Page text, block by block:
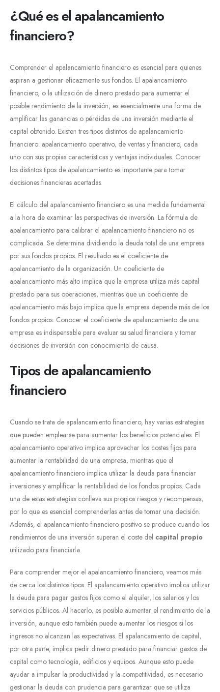
¿Qué es el apalancamiento
financiero?
Comprender el apalancamiento financiero es esencial para quienes
aspiran a gestionar eficazmente sus fondos. El apalancamiento
financiero, o la utilización de dinero prestado para aumentar el
posible rendimiento de la inversión, es esencialmente una forma de
amplificar las ganancias o pérdidas de una inversión mediante el
capital obtenido. Existen tres tipos distintos de apalancamiento
financiero: apalancamiento operativo, de ventas y financiero, cada
uno con sus propias características y ventajas individuales. Conocer
los distintos tipos de apalancamiento es importante para tomar
decisiones financieras acertadas.
El cálculo del apalancamiento financiero es una medida fundamental
a la hora de examinar las perspectivas de inversión. La fórmula de
apalancamiento para calibrar el apalancamiento financiero no es
complicada. Se determina dividiendo la deuda total de una empresa
por sus fondos propios. El resultado es el coeficiente de
apalancamiento de la organización. Un coeficiente de
apalancamiento más alto implica que la empresa utiliza más capital
prestado para sus operaciones, mientras que un coeficiente de
apalancamiento más bajo implica que la empresa depende más de los
fondos propios. Conocer el coeficiente de apalancamiento de una
empresa es indispensable para evaluar su salud financiera y tomar
decisiones de inversión con conocimiento de causa.
Tipos de apalancamiento
financiero
Cuando se trata de apalancamiento financiero, hay varias estrategias
que pueden emplearse para aumentar los beneficios potenciales. El
apalancamiento operativo implica aprovechar los costes fijos para
aumentar la rentabilidad de una empresa, mientras que el
apalancamiento financiero implica utilizar la deuda para financiar
inversiones y amplificar la rentabilidad de los fondos propios. Cada
una de estas estrategias conlleva sus propios riesgos y recompensas,
por lo que es esencial comprenderlas antes de tomar una decisión.
Además, el apalancamiento financiero positivo se produce cuando los
rendimientos de una inversión superan el coste del capital propio
utilizado para financiarla.
Para comprender mejor el apalancamiento financiero, veamos más
de cerca los distintos tipos. El apalancamiento operativo implica utilizar
la deuda para pagar gastos fijos como el alquiler, los salarios y los
servicios públicos. Al hacerlo, es posible aumentar el rendimiento de la
inversión, aunque esto también puede aumentar los riesgos si los
ingresos no alcanzan las expectativas. El apalancamiento de capital,
por otra parte, implica pedir dinero prestado para financiar gastos de
capital como tecnología, edificios y equipos. Aunque esto puede
ayudar a impulsar la productividad y la competitividad, es necesario
gestionar la deuda con prudencia para garantizar que se utiliza